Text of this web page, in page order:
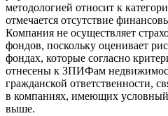
методологией относит к
отмечается отсутствие
Компания не осуществляет
фондов, поскольку оценивает
фондах, которые согласно
отнесены к ЗПИФам
гражданской ответственности,
в компаниях, имеющих
выше.